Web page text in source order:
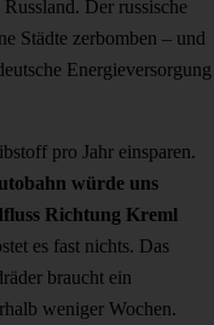
Der russische
Städte zerbomben – und
Energieversorgung
pro Jahr einsparen.
würde uns
Richtung Kreml
es fast nichts. Das
braucht ein
weniger Wochen.